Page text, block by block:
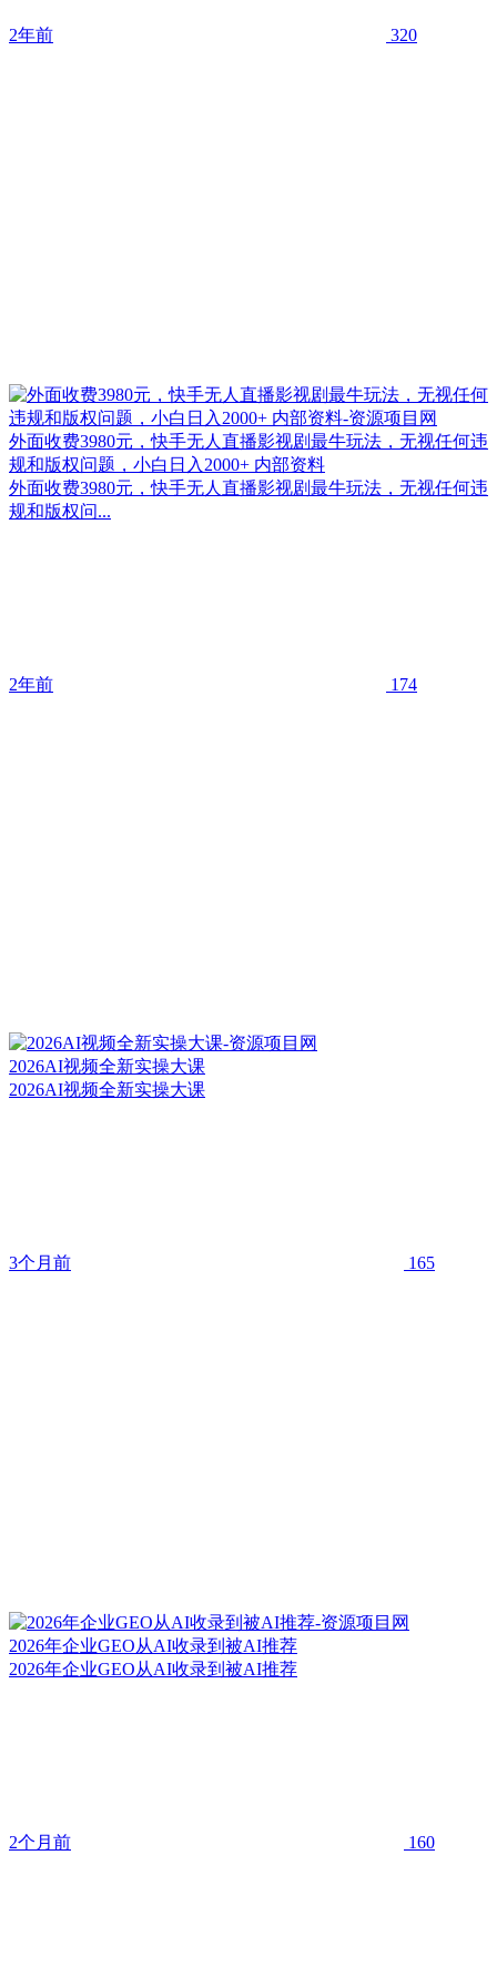
2年前 320
外面收费3980元，快手无人直播影视剧最牛玩法，无视任何违
规和版权问题，小白日入2000+ 内部资料
外面收费3980元，快手无人直播影视剧最牛玩法，无视任何违
规和版权问...
2年前 174
2026AI视频全新实操大课
2026AI视频全新实操大课
3个月前 165
2026年企业GEO从AI收录到被AI推荐
2026年企业GEO从AI收录到被AI推荐
2个月前 160